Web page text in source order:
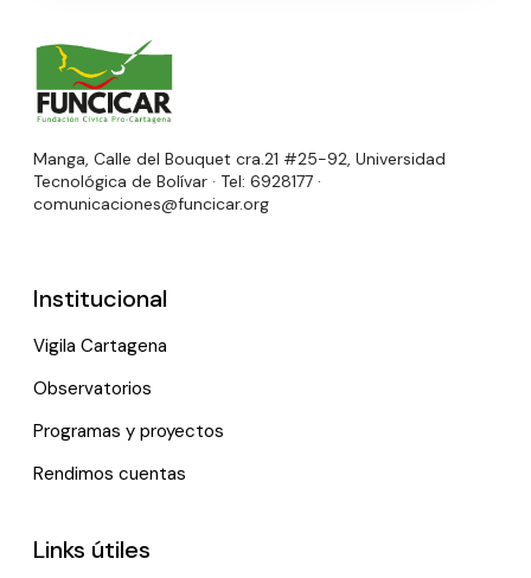
Manga, Calle del Bouquet cra.21 #25-92, Universidad
Tecnológica de Bolívar · Tel: 6928177 ·
comunicaciones@funcicar.org
Institucional
Vigila Cartagena
Observatorios
Programas y proyectos
Rendimos cuentas
Links útiles